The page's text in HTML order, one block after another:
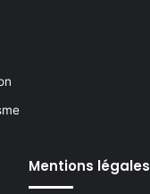
Mentions légales